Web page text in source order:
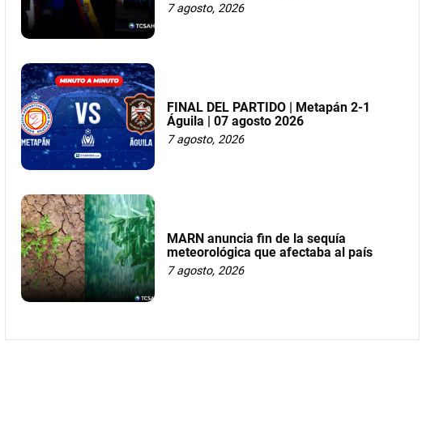
7 agosto, 2026
FINAL DEL PARTIDO | Metapán 2-1
Águila | 07 agosto 2026
7 agosto, 2026
MARN anuncia fin de la sequía
meteorológica que afectaba al país
7 agosto, 2026